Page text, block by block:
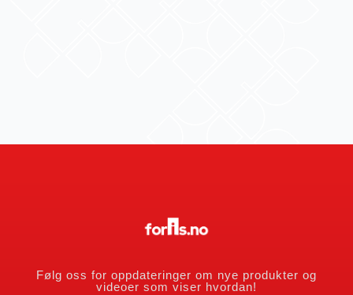
Følg oss for oppdateringer om nye produkter og
videoer som viser hvordan!